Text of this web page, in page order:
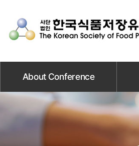
About Conference